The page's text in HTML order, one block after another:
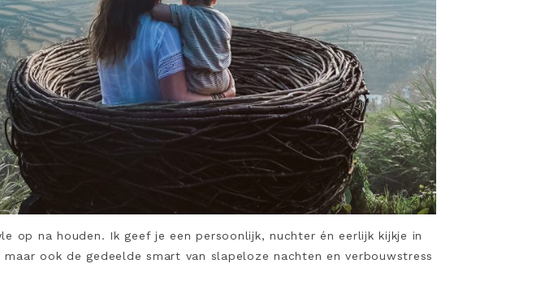
op na houden. Ik geef je een persoonlijk, nuchter én eerlijk kijkje in
ook de gedeelde smart van slapeloze nachten en verbouwstress